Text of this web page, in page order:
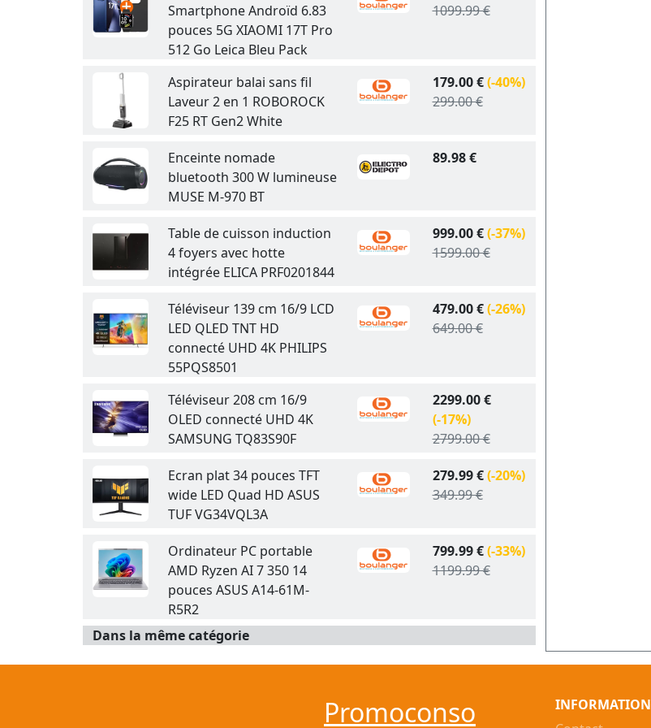
Smartphone Androïd 6.83
pouces 5G XIAOMI 17T Pro
512 Go Leica Bleu Pack
1099.99 €
Aspirateur balai sans fil
Laveur 2 en 1 ROBOROCK
F25 RT Gen2 White
179.00 €(-40%)
299.00 €
Enceinte nomade
bluetooth 300 W lumineuse
MUSE M-970 BT
89.98 €
Table de cuisson induction
4 foyers avec hotte
intégrée ELICA PRF0201844
999.00 €(-37%)
1599.00 €
Téléviseur 139 cm 16/9 LCD
LED QLED TNT HD
connecté UHD 4K PHILIPS
55PQS8501
479.00 €(-26%)
649.00 €
Téléviseur 208 cm 16/9
OLED connecté UHD 4K
SAMSUNG TQ83S90F
2299.00 €
(-17%)
2799.00 €
Ecran plat 34 pouces TFT
wide LED Quad HD ASUS
TUF VG34VQL3A
279.99 €(-20%)
349.99 €
Ordinateur PC portable
AMD Ryzen AI 7 350 14
pouces ASUS A14-61M-
R5R2
799.99 €(-33%)
1199.99 €
Dans la même catégorie
Promoconso